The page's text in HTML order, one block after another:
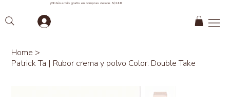
¡Obtén envío gratis en compras desde S/299!
Home >
Patrick Ta | Rubor crema y polvo Color: Double Take